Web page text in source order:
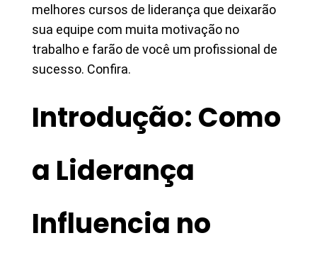
melhores cursos de liderança que deixarão
sua equipe com muita motivação no
trabalho e farão de você um profissional de
sucesso. Confira.
Introdução: Como
a Liderança
Influencia no